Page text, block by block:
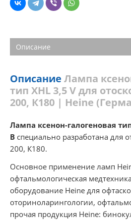
Описание
Описание Лампа
тип XHL 3,5 V для
200, К180 | Heine
Лампа ксенон-галогеновая
В специально разработана для
200, К180.
Основное применение ламп
офтальмологическая
оборудование Heine для
оториноларингологии,
прочая продукция Heine: